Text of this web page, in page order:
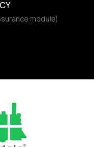
module)